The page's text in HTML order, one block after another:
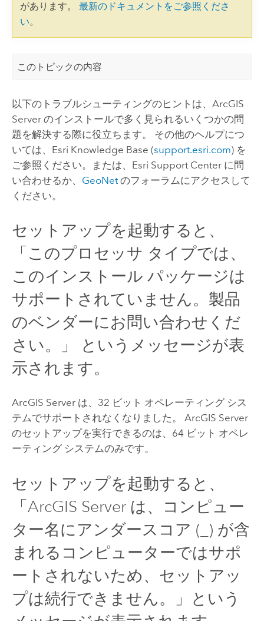
があります。 最新のドキュメントをご参照くださ
い。
このトピックの内容
以下のトラブルシューティングのヒントは、 ArcGIS
Serverのインストールで多く見られるいくつかの問
題を解決する際に役立ちます。 その他のヘルプにつ
いては、Esri Knowledge Base (support.esri.com) を
ご参照ください。または、Esri Support Center に問
い合わせるか、 GeoNetのフォーラムにアクセスして
ください。
セットアップを起動すると、
「このプロセッサ タイプでは、
このインストール パッケージは
サポートされていません。製品
のベンダーにお問い合わせくだ
さい。」 というメッセージが表
示されます。
ArcGIS Serverは、32 ビット オペレーティング シス
テムでサポートされなくなりました。 ArcGIS Server
のセットアップを実行できるのは、64 ビット オペレ
ーティング システムのみです。
セットアップを起動すると、
「ArcGIS Server は、コンピュー
ター名にアンダースコア (_) が含
まれるコンピューターではサポ
ートされないため、セットアッ
プは続行できません。」という